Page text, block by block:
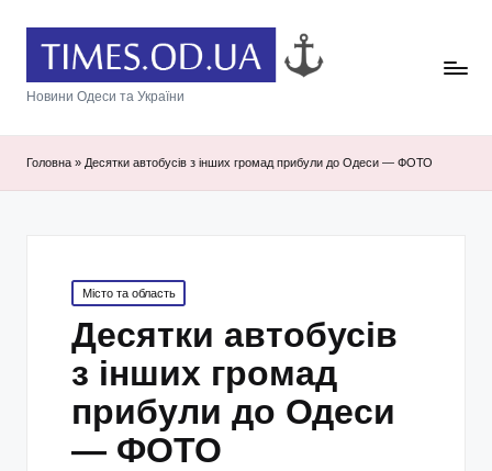
Новини Одеси та України
Головна » Десятки автобусів з інших громад прибули до Одеси — ФОТО
Posted
in
Місто та область
Десятки автобусів
з інших громад
прибули до Одеси
— ФОТО